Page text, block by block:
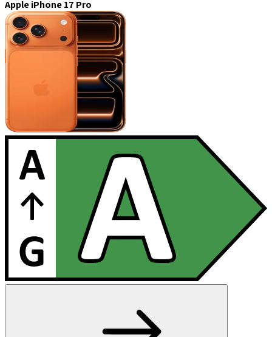
Apple iPhone 17 Pro